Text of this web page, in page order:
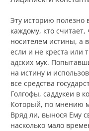
Эту историю полезно
каждому, кто считает,
носителем истины, а
если и не креста или
адских мук.
на истину и
все средства
Голгофы, саддукеи в
Который, по мнению
Вряд ли, вынося Ему
насколько мало